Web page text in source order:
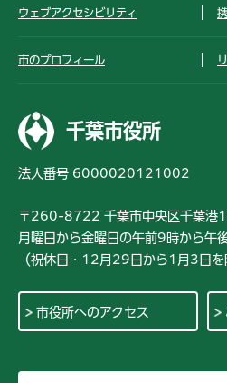
ウェブアクセシビリティ
市のプロフィール
千葉市役所
法人番号 6000020121002
〒260-8722 千葉市中央区千葉港
月曜日から金曜日の午前9時から午
（祝休日・12月29日から1月3日を
市役所へのアクセス